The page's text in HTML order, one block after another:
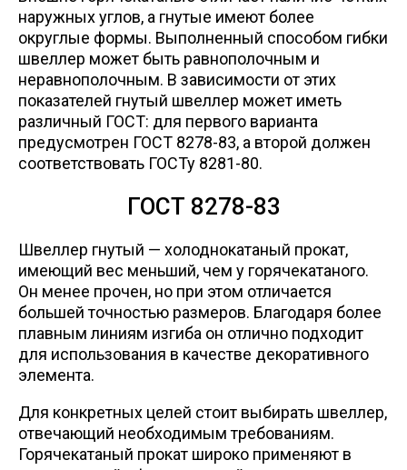
наружных углов, а гнутые имеют более
округлые формы. Выполненный способом гибки
швеллер может быть равнополочным и
неравнополочным. В зависимости от этих
показателей гнутый швеллер может иметь
различный ГОСТ: для первого варианта
предусмотрен ГОСТ 8278-83, а второй должен
соответствовать ГОСТу 8281-80.
ГОСТ 8278-83
Швеллер гнутый — холоднокатаный прокат,
имеющий вес меньший, чем у горячекатаного.
Он менее прочен, но при этом отличается
большей точностью размеров. Благодаря более
плавным линиям изгиба он отлично подходит
для использования в качестве декоративного
элемента.
Для конкретных целей стоит выбирать швеллер,
отвечающий необходимым требованиям.
Горячекатаный прокат широко применяют в